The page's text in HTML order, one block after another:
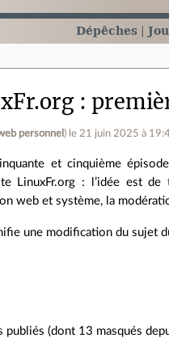
Dépêches
:
personnel ) le 21 juin 2025 à
et cinquième
LinuxFr.org : l’idée est
web et système, la
une modification du sujet
publiés (dont 13 masqués